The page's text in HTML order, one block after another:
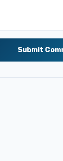
Submit